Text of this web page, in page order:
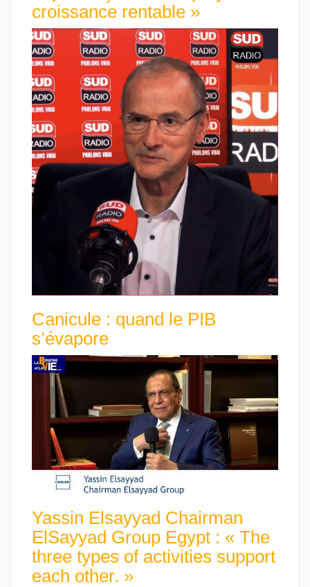
croissance rentable »
Canicule : quand le PIB
s’évapore
Yassin Elsayyad Chairman
ElSayyad Group Egypt : « The
three types of activities support
each other. »